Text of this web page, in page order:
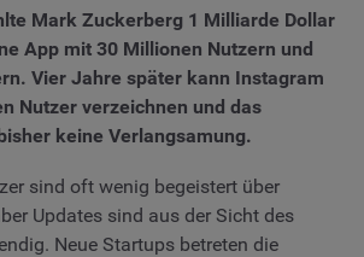
Mark Zuckerberg 1 Milliarde Dollar
App mit 30 Millionen Nutzern und
Vier Jahre später kann Instagram
Nutzer verzeichnen und das
keine Verlangsamung.
sind oft wenig begeistert über
Updates sind aus der Sicht des
Neue Startups betreten die